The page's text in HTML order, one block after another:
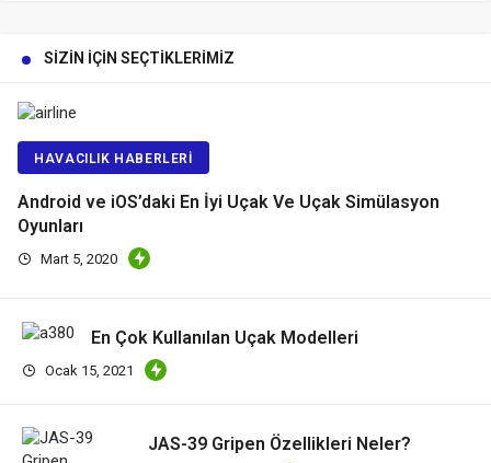
SIZIN İÇIN SEÇTIKLERIMIZ
HAVACILIK HABERLERI
Android ve iOS’daki En İyi Uçak Ve Uçak Simülasyon
Oyunları
Mart 5, 2020
En Çok Kullanılan Uçak Modelleri
Ocak 15, 2021
JAS-39 Gripen Özellikleri Neler?